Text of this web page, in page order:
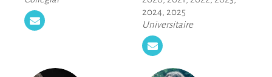
2024 2025
Universitaire